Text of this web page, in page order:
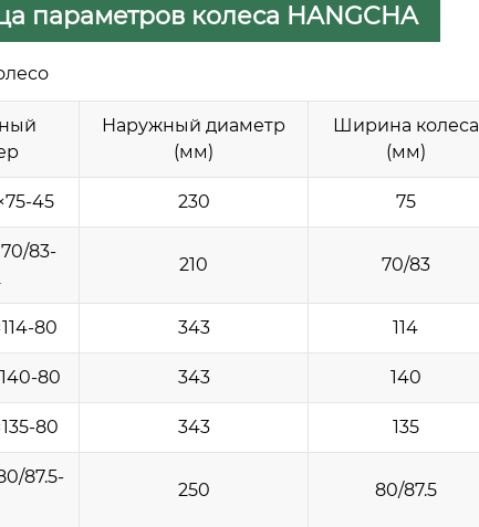
параметров колеса HANGCHA
Наружный диаметр
(мм)
Ширина колеса
(мм)
45 230 75
83-
210 70/83
80 343 114
80 343 140
80 343 135
87.5-
250 80/87.5